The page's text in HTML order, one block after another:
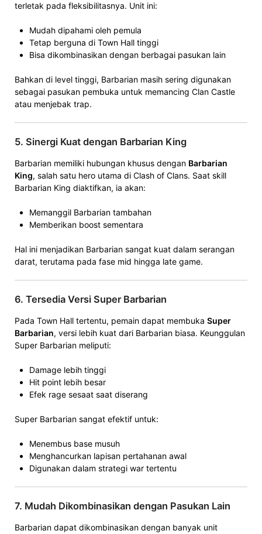
terletak pada fleksibilitasnya. Unit ini:
Mudah dipahami oleh pemula
Tetap berguna di Town Hall tinggi
Bisa dikombinasikan dengan berbagai pasukan lain
Bahkan di level tinggi, Barbarian masih sering digunakan
sebagai pasukan pembuka untuk memancing Clan Castle
atau menjebak trap.
5. Sinergi Kuat dengan Barbarian King
Barbarian memiliki hubungan khusus dengan Barbarian
King, salah satu hero utama di Clash of Clans. Saat skill
Barbarian King diaktifkan, ia akan:
Memanggil Barbarian tambahan
Memberikan boost sementara
Hal ini menjadikan Barbarian sangat kuat dalam serangan
darat, terutama pada fase mid hingga late game.
6. Tersedia Versi Super Barbarian
Pada Town Hall tertentu, pemain dapat membuka Super
Barbarian, versi lebih kuat dari Barbarian biasa. Keunggulan
Super Barbarian meliputi:
Damage lebih tinggi
Hit point lebih besar
Efek rage sesaat saat diserang
Super Barbarian sangat efektif untuk:
Menembus base musuh
Menghancurkan lapisan pertahanan awal
Digunakan dalam strategi war tertentu
7. Mudah Dikombinasikan dengan Pasukan Lain
Barbarian dapat dikombinasikan dengan banyak unit